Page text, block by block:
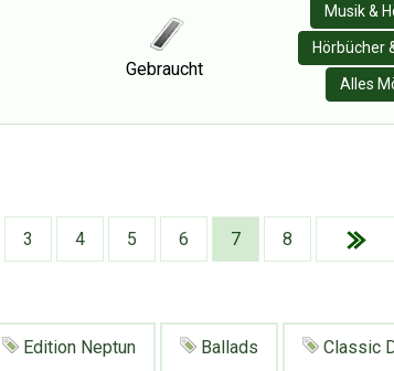
Gebraucht
Musik &
Hörbücher
Alles
3 4 5 6 7 8
Edition Neptun Ballads Classic